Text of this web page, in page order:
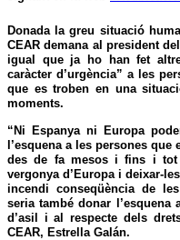
Donada la greu situació
CEAR demana al president del
igual que ja ho han fet
caràcter d’urgència” a les
que es troben en una
moments.
“Ni Espanya ni Europa
l’esquena a les persones que
des de fa mesos i fins i tot
vergonya d’Europa i deixar-
incendi conseqüència de
seria també donar l’esquena
d’asil i al respecte dels
CEAR, Estrella Galán.